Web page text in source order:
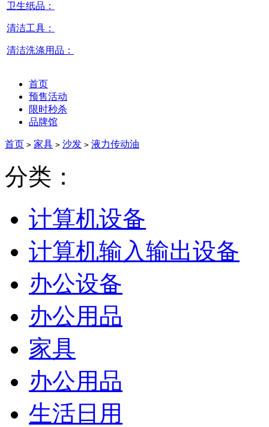
卫生纸品：
清洁工具：
清洁洗涤用品：
首页
预售活动
限时秒杀
品牌馆
首页 > 家具 > 沙发 > 液力传动油
分类：
计算机设备
计算机输入输出设备
办公设备
办公用品
家具
办公用品
生活日用